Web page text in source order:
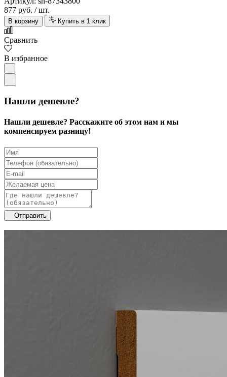
877 руб. / шт.
В корзину Купить в 1 клик
Сравнить
В избранное
Нашли дешевле?
Нашли дешевле? Расскажите об этом нам и мы
компенсируем разницу!
Отправить